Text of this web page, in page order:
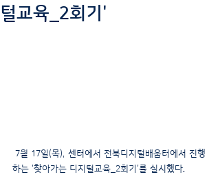
털교육_2회기'
하는 '찾아가는 디지털교육_2회기'를 실시했다.